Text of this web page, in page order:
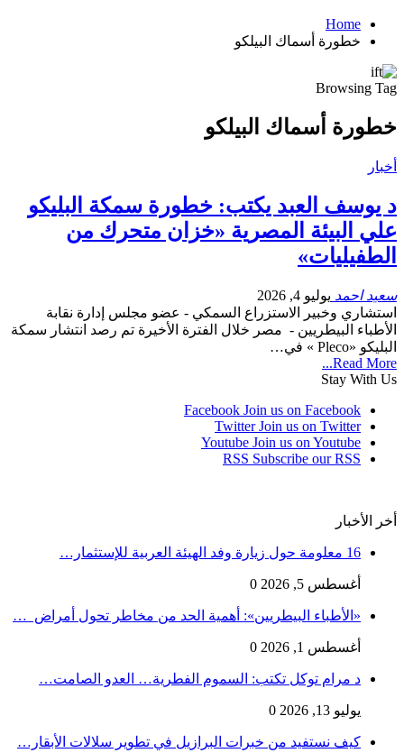
Home
خطورة أسماك البيلكو
Browsing Tag
خطورة أسماك البيلكو
أخبار
د يوسف العبد يكتب: خطورة سمكة البليكو
علي البيئة المصرية «خزان متحرك من
الطفيليات»
سعيد احمد يوليو 4, 2026
استشاري وخبير الاستزراع السمكي - عضو مجلس إدارة نقابة
الأطباء البيطريين - مصر خلال الفترة الأخيرة تم رصد انتشار سمكة
البليكو «Pleco » في…
Read More...
Stay With Us
Facebook Join us on Facebook
Twitter Join us on Twitter
Youtube Join us on Youtube
RSS Subscribe our RSS
أخر الأخبار
16 معلومة حول زيارة وفد الهيئة العربية للإستثمار…
أغسطس 5, 2026 0
«الأطباء البيطريين»: أهمية الحد من مخاطر تحول أمراض …
أغسطس 1, 2026 0
د مرام توكل تكتب: السموم الفطرية… العدو الصامت…
يوليو 13, 2026 0
كيف نستفيد من خبرات البرازيل في تطوير سلالات الأبقار…